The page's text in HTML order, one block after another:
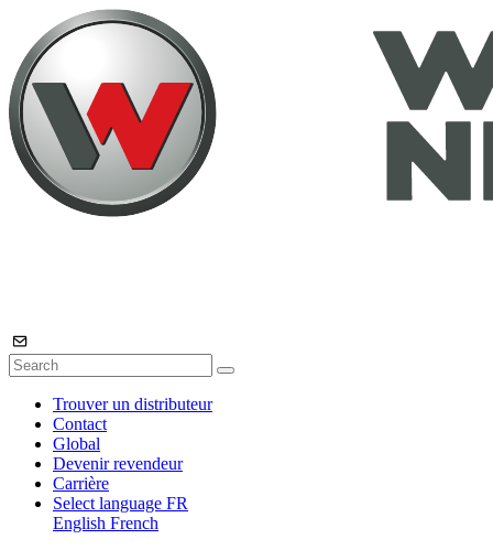
Trouver un distributeur
Contact
Global
Devenir revendeur
Carrière
Select language FR
English French